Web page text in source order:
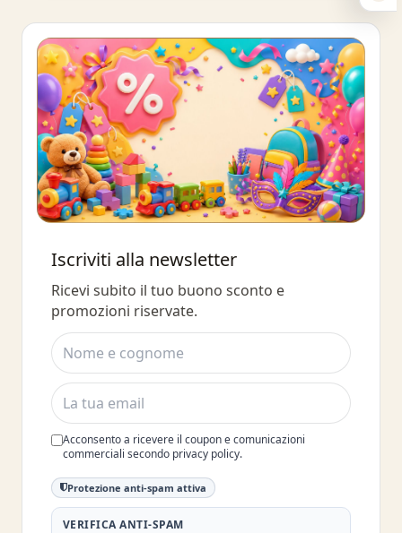
del 10%
Iscriviti alla newsletter
Ricevi subito il tuo buono sconto e
promozioni riservate.
Acconsento a ricevere il coupon e comunicazioni
commerciali secondo privacy policy.
Protezione anti-spam attiva
VERIFICA ANTI-SPAM